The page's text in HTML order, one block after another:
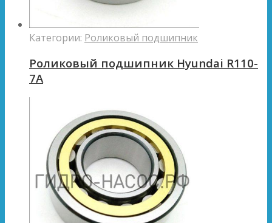
Категории: Роликовый подшипник
Роликовый подшипник Hyundai R110-
7A